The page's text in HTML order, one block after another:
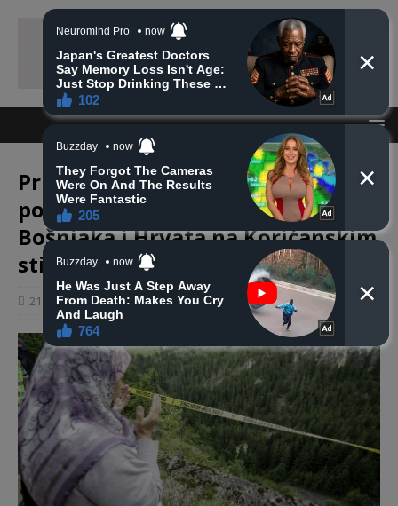
Prije 27 godina prijedorski
policajci ubili više od 200
Bošnjaka i Hrvata na Korićanskim
stijenama
21 kolovoza, 2019 haberhana